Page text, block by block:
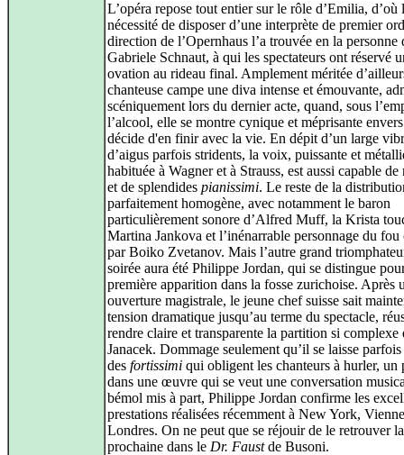
L’opéra repose tout entier sur le rôle d’Emilia, d’où
nécessité de disposer d’une interprète de premier
direction de l’Opernhaus l’a trouvée en la personne
Gabriele Schnaut, à qui les spectateurs ont réservé
ovation au rideau final. Amplement méritée
chanteuse campe une diva intense et émouvante,
scéniquement lors du dernier acte, quand, sous
l’alcool, elle se montre cynique et méprisante
décide d'en finir avec la vie. En dépit d’un large
d’aigus parfois stridents, la voix, puissante et
habituée à Wagner et à Strauss, est aussi capable de
et de splendides pianissimi. Le reste de la
parfaitement homogène, avec notamment le baron
particulièrement sonore d’Alfred Muff, la Krista
Martina Jankova et l’inénarrable personnage du fou
par Boiko Zvetanov. Mais l’autre grand
soirée aura été Philippe Jordan, qui se distingue
première apparition dans la fosse zurichoise. Après
ouverture magistrale, le jeune chef suisse sait
tension dramatique jusqu’au terme du spectacle,
rendre claire et transparente la partition si complexe
Janacek. Dommage seulement qu’il se laisse
des fortissimi qui obligent les chanteurs à hurler, un
dans une œuvre qui se veut une conversation
bémol mis à part, Philippe Jordan confirme les
prestations réalisées récemment à New York,
Londres. On ne peut que se réjouir de le retrouver
prochaine dans le Dr. Faustde Busoni.